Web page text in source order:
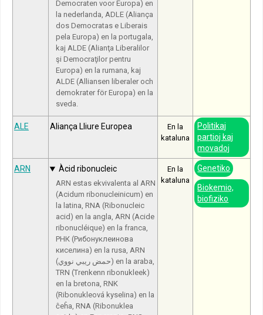
Democraten voor Europa) en
la nederlanda, ADLE (Aliança
dos Democratas e Liberais
pela Europa) en la portugala,
kaj ALDE (Alianţa Liberalilor
şi Democraţilor pentru
Europa) en la rumana, kaj
ALDE (Alliansen liberaler och
demokrater för Europa) en la
sveda.
ALE Aliança Lliure Europea
En la
kataluna
Politikaj
partioj kaj
movadoj
ARN Àcid ribonucleic
ARN estas ekvivalenta al ARN
(Acidum ribonucleinicum) en
la latina, RNA (Ribonucleic
acid) en la angla, ARN (Acide
ribonucléique) en la franca,
РНК (Рибонуклеинова
киселина) en la rusa, ARN
(حمض ريبي نووي) en la araba,
TRN (Trenkenn ribonukleek)
en la bretona, RNK
(Ribonukleová kyselina) en la
ĉeĥa, RNA (Ribonuklea
En la
kataluna
Genetiko
Biokemio,
biofiziko